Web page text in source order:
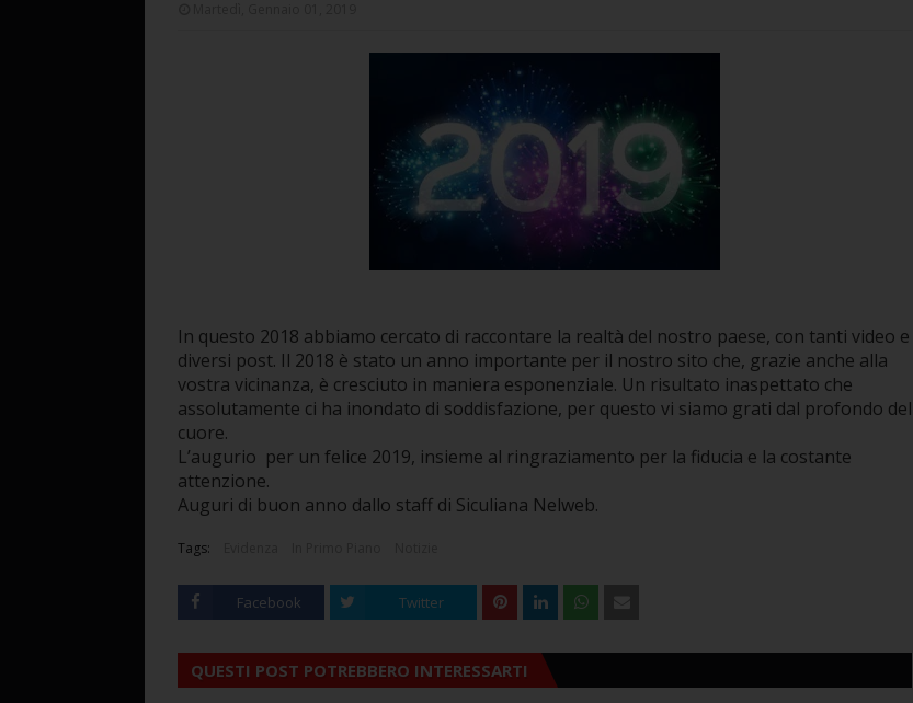
In questo 2018 abbiamo cercato di raccontare la realtà del nostro paese, con tanti video e
diversi post. Il 2018 è stato un anno importante per il nostro sito che, grazie anche alla
vostra vicinanza, è cresciuto in maniera esponenziale. Un risultato inaspettato che
assolutamente ci ha inondato di soddisfazione, per questo vi siamo grati dal profondo del
cuore.
L’augurio per un felice 2019, insieme al ringraziamento per la fiducia e la costante
attenzione.
Auguri di buon anno dallo staff di Siculiana Nelweb.
Tags:
Facebook Twitter
QUESTI POST POTREBBERO INTERESSARTI